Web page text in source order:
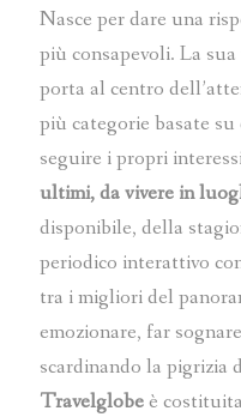
Nasce per dare una
più consapevoli. La sua
porta al centro
più categorie basate
seguire i propri
ultimi, da vivere in
disponibile, della
periodico interattivo
tra i migliori del
emozionare, far
scardinando la pigrizia
Travelglobeè